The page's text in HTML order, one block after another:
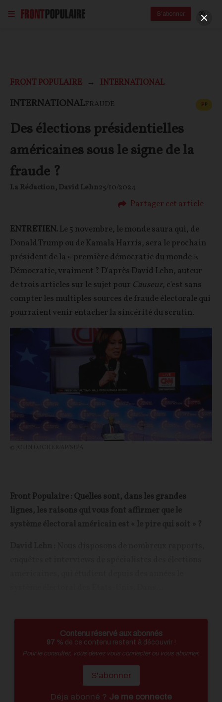
S'abonner
FRONT POPULAIRE INTERNATIONAL
INTERNATIONALFRAUDE FP
Des élections présidentielles
américaines sous le signe de la
fraude ?
La Rédaction,David Lehn25/10/2024
Partager cet article
ENTRETIEN.Le 5 novembre, le monde saura qui, de
Donald Trump ou de Kamala Harris, sera le prochain
président de la « première démocratie du monde ».
Démocratie, vraiment ? D'après David Lehn, auteur
de trois articles sur le sujet pour Causeur, c'est sans
compter les multiples sources de fraude électorale qui
pourraient venir entacher la sincérité du scrutin.
Front Populaire : Quelles sont, dans les grandes
lignes, les raisons qui vous font affirmer que le
Contenu réservé aux abonnés
97 % de ce contenu restent à découvrir !
Pour le consulter, vous devez vous connecter ou vous abonner.
S'abonner
Déja abonné ? Je me connecte